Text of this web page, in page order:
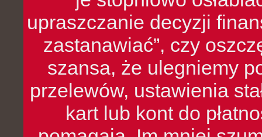
upraszczanie decyzji
zastanawiać”, czy
szansa, że ulegniemy
przelewów, ustawienia
kart lub kont do